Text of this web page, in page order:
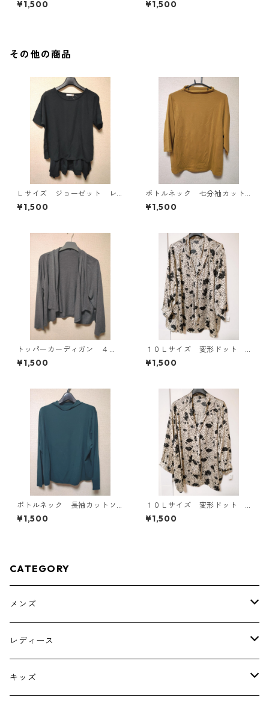
¥1,500
4813
¥1,500
その他の商品
Ｌサイズ ジョーゼット レ
イヤード風プルオーバー ブ
ラック KAE-4792
¥1,500
ボトルネック 七分袖カット
ソー ４Ｌ マスタード KA
E-4817
¥1,500
トッパーカーディガン ４
Ｌ グレー KAE-4814
¥1,500
１０Ｌサイズ 変形ドット
花柄 ボウタイブラウス オ
フホワイト KAE-4776
¥1,500
ボトルネック 長袖カットソ
ー ４Ｌ ティールグリー
ン KAE-4812
¥1,500
１０Ｌサイズ 変形ドット
花柄 ボウタイブラウス オ
フホワイト KAE-4773
¥1,500
CATEGORY
メンズ
トップス
ボトムス
レディース
トップス
キッズ